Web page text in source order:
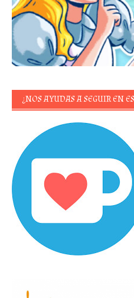
¿NOS AYUDAS A SEGUIR EN